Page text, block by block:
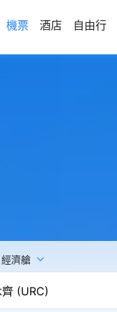
機票 酒店 自由行
經濟艙